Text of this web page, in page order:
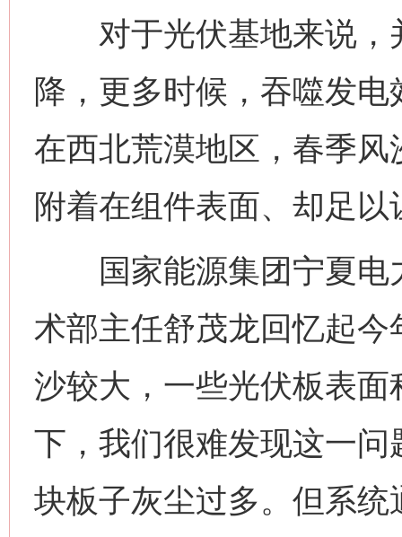
对于光伏基地来说，
降，更多时候，吞噬发
在西北荒漠地区，春季
附着在组件表面、却足
国家能源集团宁夏电
术部主任舒茂龙回忆起今
沙较大，一些光伏板表
下，我们很难发现这一
块板子灰尘过多。但系